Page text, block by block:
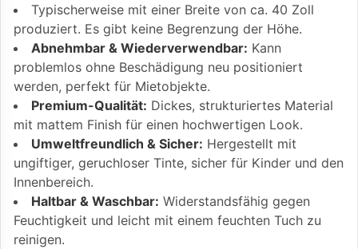
Typischerweise mit einer Breite von ca. 40 Zoll
produziert. Es gibt keine Begrenzung der Höhe.
Abnehmbar & Wiederverwendbar: Kann
problemlos ohne Beschädigung neu positioniert
werden, perfekt für Mietobjekte.
Premium-Qualität: Dickes, strukturiertes Material
mit mattem Finish für einen hochwertigen Look.
Umweltfreundlich & Sicher: Hergestellt mit
ungiftiger, geruchloser Tinte, sicher für Kinder und den
Innenbereich.
Haltbar & Waschbar: Widerstandsfähig gegen
Feuchtigkeit und leicht mit einem feuchten Tuch zu
reinigen.